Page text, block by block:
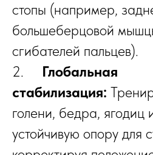
стопы (например,
большеберцовой
сгибателей пальцев).
2. Глобальная
стабилизация:
голени, бедра, ягодиц
устойчивую опору для